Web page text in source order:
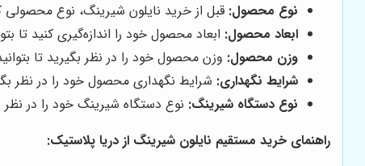
نوع محصول: قبل از خرید نایلون شیرینگ، نوع
ابعاد محصول: ابعاد محصول خود را اندازه‌گیری کنید تا
وزن محصول: وزن محصول خود را در نظر بگیرید تا
شرایط نگهداری: شرایط نگهداری محصول خود را در نظر
نوع دستگاه شیرینگ: نوع دستگاه شیرینگ خود را در نظر
راهنمای خرید مستقیم نایلون شیرینگ از دریا پلاستیک: